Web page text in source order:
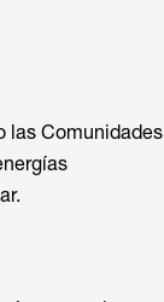
las Comunidades